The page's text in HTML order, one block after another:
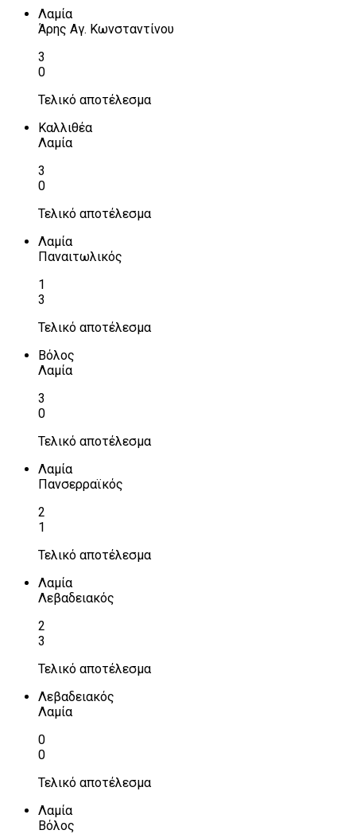
Λαμία
Άρης Αγ. Κωνσταντίνου
3
0
Τελικό αποτέλεσμα
Καλλιθέα
Λαμία
3
0
Τελικό αποτέλεσμα
Λαμία
Παναιτωλικός
1
3
Τελικό αποτέλεσμα
Βόλος
Λαμία
3
0
Τελικό αποτέλεσμα
Λαμία
Πανσερραϊκός
2
1
Τελικό αποτέλεσμα
Λαμία
Λεβαδειακός
2
3
Τελικό αποτέλεσμα
Λεβαδειακός
Λαμία
0
0
Τελικό αποτέλεσμα
Λαμία
Βόλος